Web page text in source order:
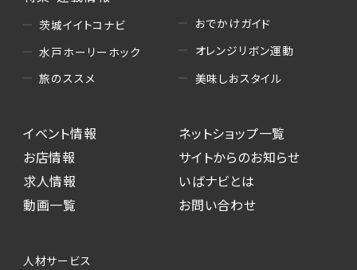
茨城イイトコナビ
水戸ホーリーホック
旅のススメ
おでかけガイド
オレンジリボン運動
美味しおスタイル
イベント情報
お店情報
求人情報
動画一覧
ネットショップ一覧
サイトからのお知らせ
いばナビとは
お問い合わせ
人材サービス